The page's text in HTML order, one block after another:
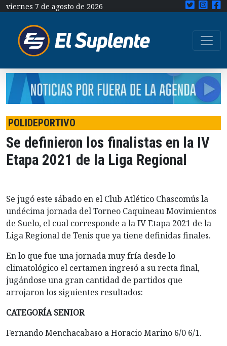
viernes 7 de agosto de 2026
POLIDEPORTIVO
Se definieron los finalistas en la IV
Etapa 2021 de la Liga Regional
Se jugó este sábado en el Club Atlético Chascomús la
undécima jornada del Torneo Caquineau Movimientos
de Suelo, el cual corresponde a la IV Etapa 2021 de la
Liga Regional de Tenis que ya tiene definidas finales.
En lo que fue una jornada muy fría desde lo
climatológico el certamen ingresó a su recta final,
jugándose una gran cantidad de partidos que
arrojaron los siguientes resultados:
CATEGORÍA SENIOR
Fernando Menchacabaso a Horacio Marino 6/0 6/1.